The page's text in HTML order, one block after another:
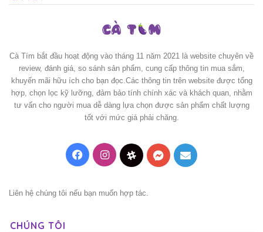
Cà Tím bắt đầu hoạt động vào tháng 11 năm 2021 là website chuyên về
review, đánh giá, so sánh sản phẩm, cung cấp thông tin mua sắm,
khuyến mãi hữu ích cho bạn đọc.Các thông tin trên website được tổng
hợp, chọn lọc kỹ lưỡng, đảm bảo tính chính xác và khách quan, nhằm
tư vấn cho người mua dễ dàng lựa chọn được sản phẩm chất lượng
tốt với mức giá phải chăng.
FacebookInstagramThreadsMessenger
Mail
Liên hệ chúng tôi nếu bạn muốn hợp tác.
CHÚNG TÔI